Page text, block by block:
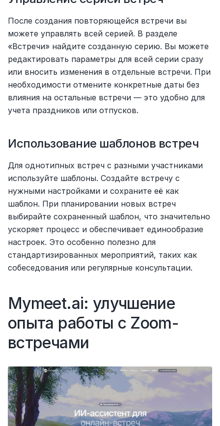
После создания повторяющейся встречи вы
можете управлять всей серией. В разделе
«Встречи» найдите созданную серию. Вы можете
редактировать параметры для всей серии сразу
или вносить изменения в отдельные встречи. При
необходимости отмените конкретные даты без
влияния на остальные встречи — это удобно для
учета праздников или отпусков.
Использование шаблонов встреч
Для однотипных встреч с разными участниками
используйте шаблоны. Создайте встречу с
нужными настройками и сохраните её как
шаблон. При планировании новых встреч
выбирайте сохраненный шаблон, что значительно
ускоряет процесс и обеспечивает единообразие
настроек. Это особенно полезно для
стандартизированных мероприятий, таких как
собеседования или регулярные консультации.
Mymeet.ai: улучшение
опыта работы с Zoom-
встречами